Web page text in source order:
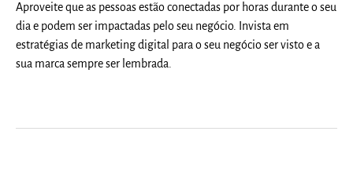
Aproveite que as pessoas estão conectadas por horas durante o seu
dia e podem ser impactadas pelo seu negócio. Invista em
estratégias de marketing digital para o seu negócio ser visto e a
sua marca sempre ser lembrada.